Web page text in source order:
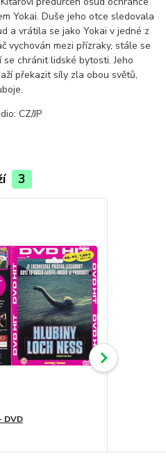
Yokai. Duše jeho otce sledovala
a vrátila se jako Yokai v jedné z
vychován mezi přízraky, stále se
chránit lidské bytosti. Jeho
překazit síly zla obou světů,
CZ/JP
3
DVD